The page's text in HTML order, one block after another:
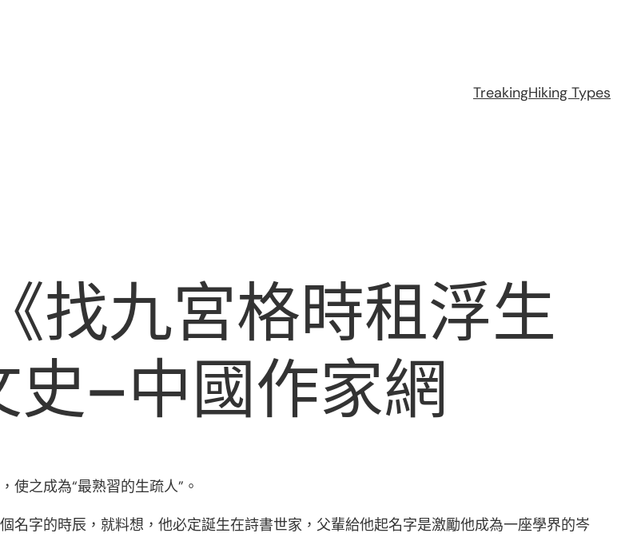
TreakingHiking Types
找九宮格時租浮生
–中國作家網
使之成為“最熟習的生疏人”。
名字的時辰，就料想，他必定誕生在詩書世家，父輩給他起名字是激勵他成為一座學界的岑